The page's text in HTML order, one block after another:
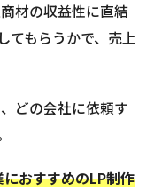
材の収益性に直結
てもらうかで、売上
どの会社に依頼す
おすすめのLP制作